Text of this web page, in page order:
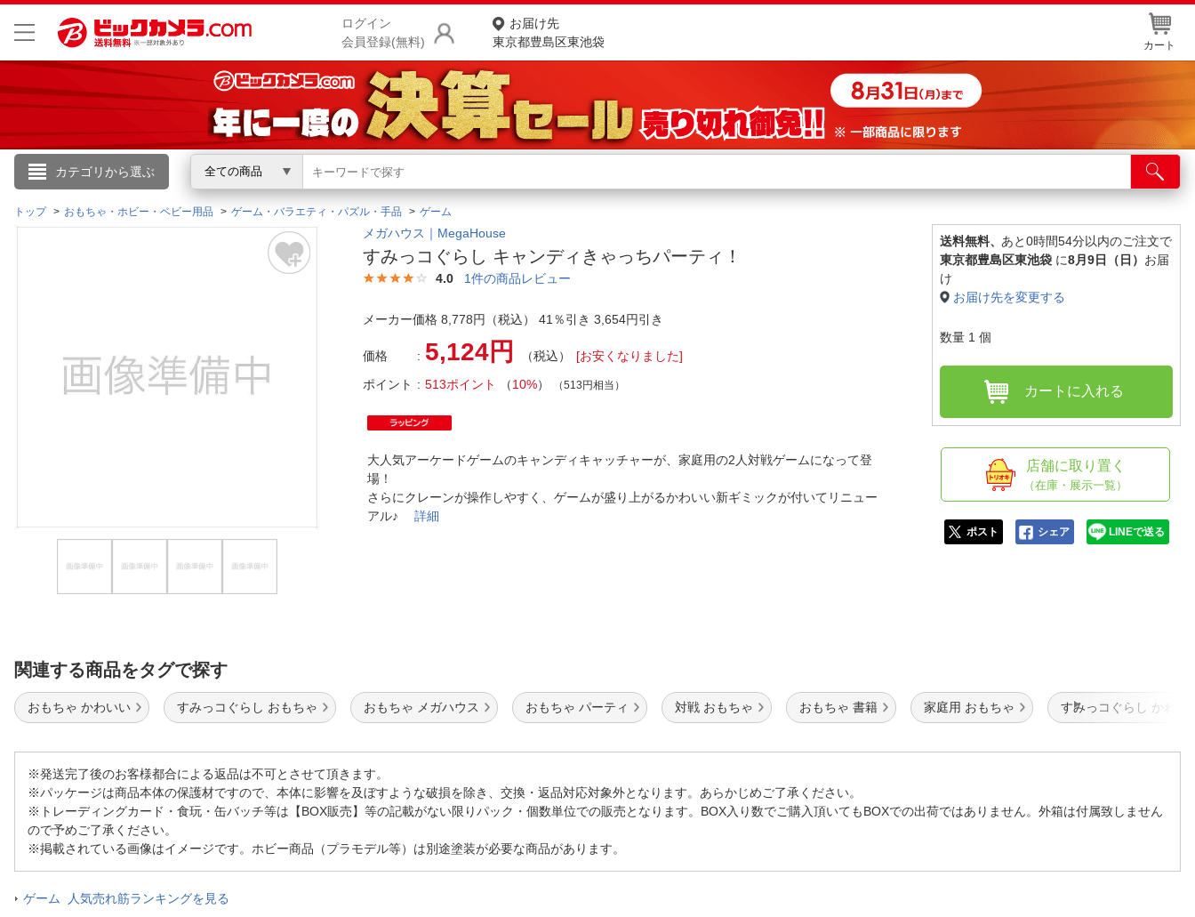
ログイン
会員登録(無料)
お届け先
東京都豊島区東池袋
カート
カテゴリから選ぶ 全ての商品
こんにちは
ログイン
閲覧履歴
商品をさがす
ランキングからさがす
カテゴリ一覧からさがす
お客様サポート
店舗サービス
ネット取り置き
トップ おもちゃ・ホビー・ベビー用品 ゲーム・バラエティ・パズル・手品 ゲーム
メガハウス｜MegaHouse
すみっコぐらし キャンディきゃっちパーティ！
4.0 1件の商品レビュー
メーカー価格 8,778円（税込） 41％引き 3,654円引き
価格 5,124円 （税込）
[お安くなりました]
ポイント
513ポイント （10%） （513円相当）
大人気アーケードゲームのキャンディキャッチャーが、家庭用の2人対戦ゲームになって登
場！
さらにクレーンが操作しやすく、ゲームが盛り上がるかわいい新ギミックが付いてリニュー
アル♪詳細
送料無料、 あと0時間54分以内のご注文で
東京都豊島区東池袋 に8月9日（日） お届
け
お届け先を変更する
数量 1 個
カートに入れる
店舗に取り置く
（在庫・展示一覧）
ポスト シェア LINEで送る
関連する商品をタグで探す
おもちゃ かわいい すみっコぐらし おもちゃ おもちゃ メガハウス おもちゃ パーティ 対戦 おもちゃ おもちゃ 書籍 家庭用 おもちゃ すみっコぐらし かわい
※発送完了後のお客様都合による返品は不可とさせて頂きます。
※パッケージは商品本体の保護材ですので、本体に影響を及ぼすような破損を除き、交換・返品対応対象外となります。あらかじめご了承ください。
※トレーディングカード・食玩・缶バッチ等は【BOX販売】等の記載がない限りパック・個数単位での販売となります。BOX入り数でご購入頂いてもBOXでの出荷ではありません。外箱は付属致しません
ので予めご了承ください。
※掲載されている画像はイメージです。ホビー商品（プラモデル等）は別途塗装が必要な商品があります。
ゲーム 人気売れ筋ランキングを見る